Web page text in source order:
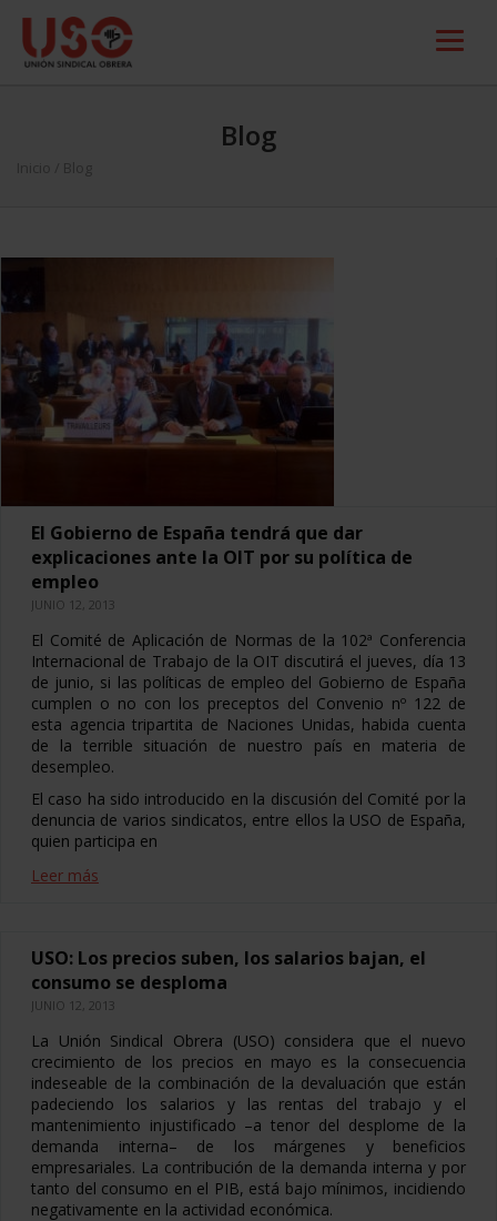
Blog
Inicio / Blog
El Gobierno de España tendrá que dar
explicaciones ante la OIT por su política de
empleo
JUNIO 12, 2013
El Comité de Aplicación de Normas de la 102ª Conferencia
Internacional de Trabajo de la OIT discutirá el jueves, día 13
de junio, si las políticas de empleo del Gobierno de España
cumplen o no con los preceptos del Convenio nº 122 de
esta agencia tripartita de Naciones Unidas, habida cuenta
de la terrible situación de nuestro país en materia de
desempleo.
El caso ha sido introducido en la discusión del Comité por la
denuncia de varios sindicatos, entre ellos la USO de España,
quien participa en
Leer más
USO: Los precios suben, los salarios bajan, el
consumo se desploma
JUNIO 12, 2013
La Unión Sindical Obrera (USO) considera que el nuevo
crecimiento de los precios en mayo es la consecuencia
indeseable de la combinación de la devaluación que están
padeciendo los salarios y las rentas del trabajo y el
mantenimiento injustificado –a tenor del desplome de la
demanda interna– de los márgenes y beneficios
empresariales. La contribución de la demanda interna y por
tanto del consumo en el PIB, está bajo mínimos, incidiendo
negativamente en la actividad económica.